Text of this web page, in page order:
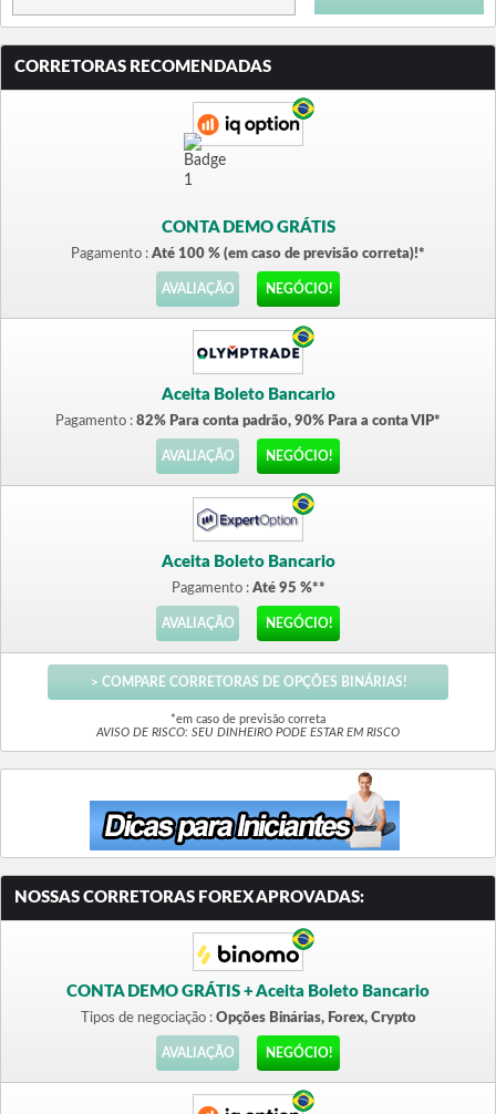
CORRETORAS RECOMENDADAS
CONTA DEMO GRÁTIS
Pagamento : Até 100 % (em caso de previsão correta)!*
AVALIAÇÃO NEGÓCIO!
Aceita Boleto Bancario
Pagamento : 82% Para conta padrão, 90% Para a conta VIP*
AVALIAÇÃO NEGÓCIO!
Aceita Boleto Bancario
Pagamento : Até 95 %**
AVALIAÇÃO NEGÓCIO!
> COMPARE CORRETORAS DE OPÇÕES BINÁRIAS!
*em caso de previsão correta
AVISO DE RISCO: SEU DINHEIRO PODE ESTAR EM RISCO
NOSSAS CORRETORAS FOREX APROVADAS:
CONTA DEMO GRÁTIS + Aceita Boleto Bancario
Tipos de negociação : Opções Binárias, Forex, Crypto
AVALIAÇÃO NEGÓCIO!